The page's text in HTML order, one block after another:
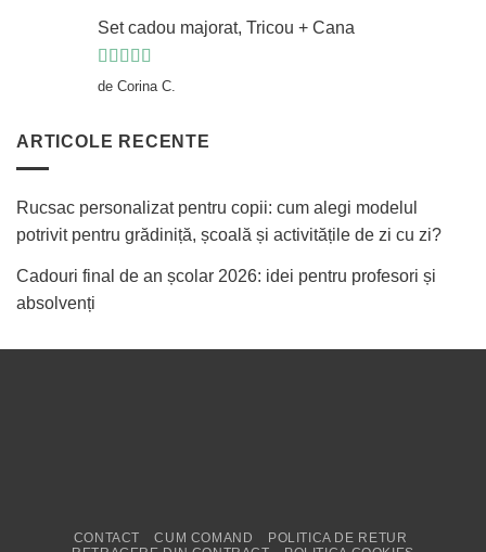
Set cadou majorat, Tricou + Cana
Evaluat la5
de Corina C.
ARTICOLE RECENTE
Rucsac personalizat pentru copii: cum alegi modelul
potrivit pentru grădiniță, școală și activitățile de zi cu zi?
Cadouri final de an școlar 2026: idei pentru profesori și
absolvenți
CONTACT CUM COMAND
POLITICA DE RETUR